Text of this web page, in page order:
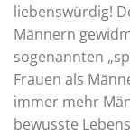
liebenswürdig!
Männern
sogenannten
Frauen als
immer mehr
bewusste